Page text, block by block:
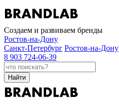
Создаем и развиваем бренды
Ростов-на-Дону
Санкт-Петербург Ростов-на-Дону
8 903 724-06-39
Найти